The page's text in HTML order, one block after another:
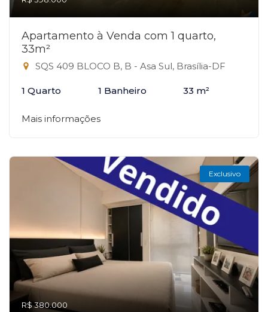
Apartamento à Venda com 1 quarto,
33m²
SQS 409 BLOCO B, B - Asa Sul, Brasília-DF
1 Quarto 1 Banheiro 33 m²
Mais informações
Exclusivo
R$ 380.000